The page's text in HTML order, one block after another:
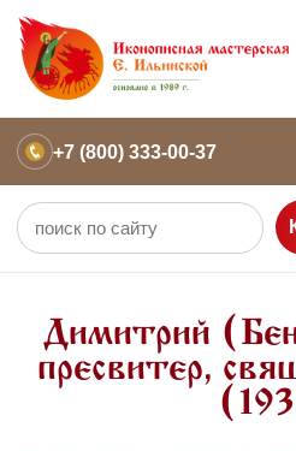
+7 (800) 333-00-37
Димитрий
пресвитер,